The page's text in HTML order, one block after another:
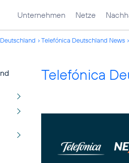
Unternehmen Netze
Telefónica Deutschland News
Telefónica